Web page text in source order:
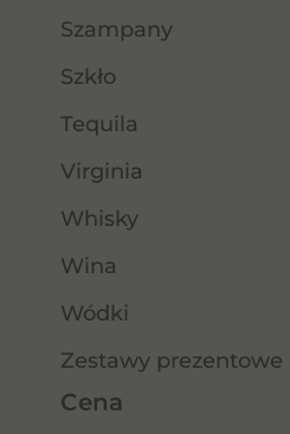
Szampany
Szkło
Tequila
Virginia
Whisky
Wina
Wódki
Zestawy prezentowe
Cena